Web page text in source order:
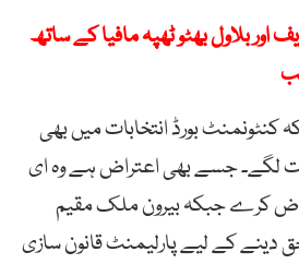
اور بلاول بھٹو ٹھپہ مافیا کے ساتھ
کنٹونمنٹ بورڈ انتخابات میں بھی
لگے۔ جسے بھی اعتراض ہے وہ ای
کرے جبکہ بیرون ملک مقیم
دینے کے لیے پارلیمنٹ قانون سازی